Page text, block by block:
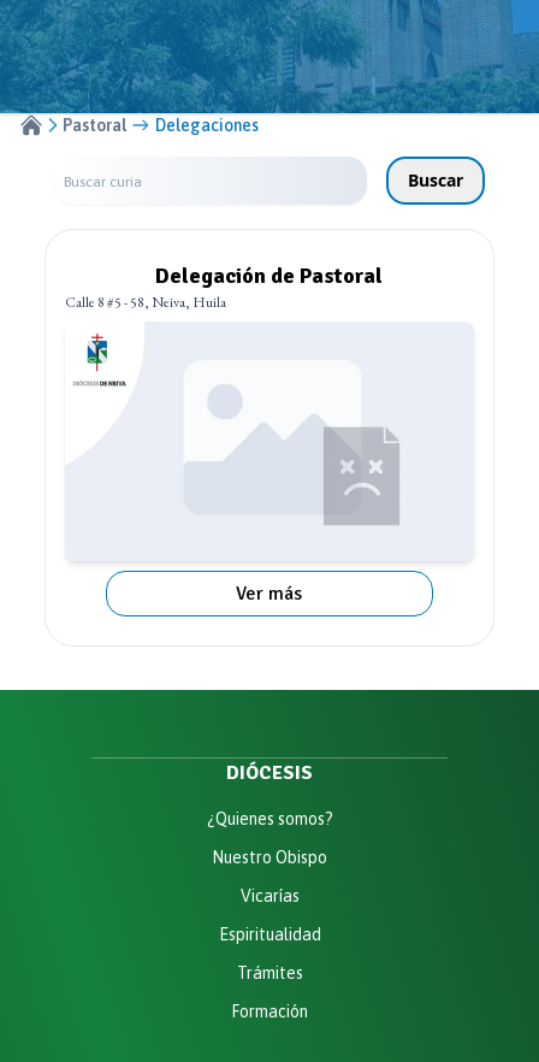
Pastoral Delegaciones
Buscar
Delegación de Pastoral
Calle 8 #5 - 58, Neiva, Huila
Ver más
DIÓCESIS
¿Quienes somos?
Nuestro Obispo
Vicarías
Espiritualidad
Trámites
Formación